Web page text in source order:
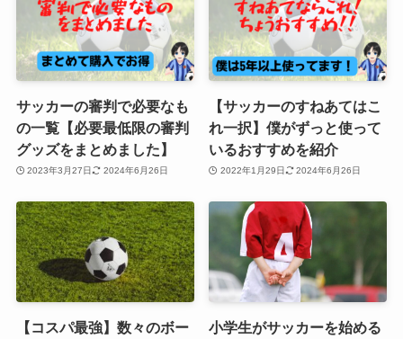
サッカーの審判で必要なも
の一覧【必要最低限の審判
グッズをまとめました】
2023年3月27日 2024年6月26日
【サッカーのすねあてはこ
れ一択】僕がずっと使って
いるおすすめを紹介
2022年1月29日 2024年6月26日
【コスパ最強】数々のボー
小学生がサッカーを始める